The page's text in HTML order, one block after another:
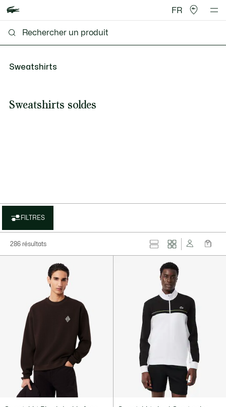
FR
Sweatshirts
Sweatshirts soldes
FILTRES
286 résultats